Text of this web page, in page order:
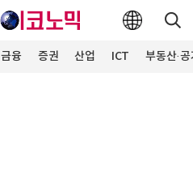
금융 증권 산업 ICT 부동산·